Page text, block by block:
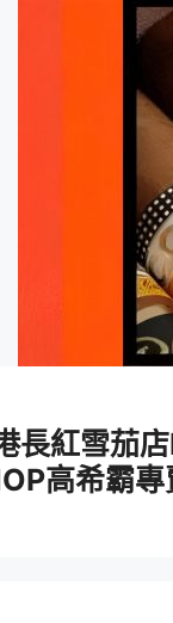
長紅雪茄
高希霸專